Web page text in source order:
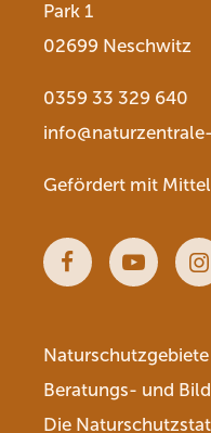
Park 1
02699 Neschwitz
0359 33 329 640
Gefördert mit
Facebook
Naturschutzgebiete
Beratungs- und
Die